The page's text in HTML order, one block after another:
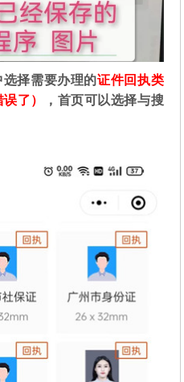
择需要办理的证件回执类
了）
，首页可以选择与搜